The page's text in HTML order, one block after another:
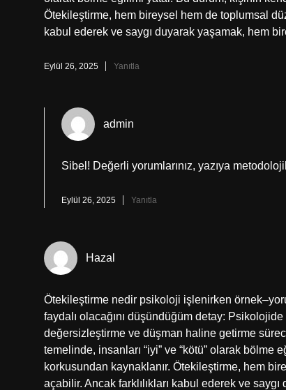
Ötekileştirme, hem bireysel hem de toplumsal
kabul ederek ve saygı duyarak yaşamak, hem
Eylül 26, 2025 Yanıtla
admin
Sibel! Değerli yorumlarınız, yazıya
Eylül 26, 2025 Yanıtla
Hazal
Ötekileştirme nedir psikoloji işlenirken
faydalı olacağını düşündüğüm detay:
değersizleştirme ve düşman haline getirme
temelinde, insanları “iyi” ve “kötü” olarak bölme
korkusundan kaynaklanır. Ötekileştirme, hem
açabilir. Ancak farklılıkları kabul ederek ve